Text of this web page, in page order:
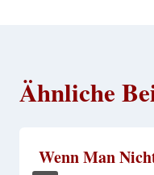
Ähnliche
Wenn Man